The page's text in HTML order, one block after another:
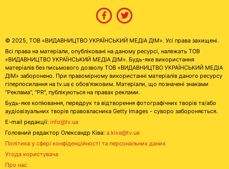
© 2025, ТОВ «ВИДАВНИЦТВО УКРАЇНСЬКИЙ МЕДІА ДІМ». Усі права захищені.
Всі права на матеріали, опубліковані на даному ресурсі, належать ТОВ
«ВИДАВНИЦТВО УКРАЇНСЬКИЙ МЕДІА ДІМ». Будь-яке використання
матеріалів без письмового дозволу ТОВ «ВИДАВНИЦТВО УКРАЇНСЬКИЙ МЕДІА
ДІМ» заборонено. При правомірному використанні матеріалів даного ресурсу
гіперпосилання на tv.ua є обов'язковим. Матеріали, що позначені знаками
"Реклама", "PR", публікуються на правах реклами.
Будь-яке копіювання, передрук та відтворення фотографічних творів та/або
аудіовізуальних творів правовласника Getty Images - суворо забороняється.
E-mail редакції: info@tv.ua
Головний редактор Олександр Ківа: a.kiva@tv.ua
Політика у сфері конфіденційності та персональних даних
Угода користувача
Про нас